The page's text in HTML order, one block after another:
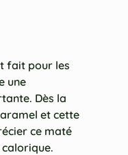
fait pour les
une
Dès la
et cette
ce maté